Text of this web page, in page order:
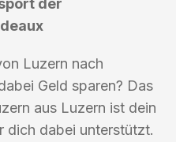
der
Luzern nach
Geld sparen? Das
aus Luzern ist dein
dich dabei unterstützt.